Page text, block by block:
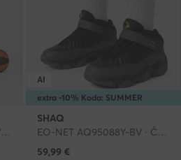
C-DEVASTATOR AQ95086Y-BWZ · Čevlji za košarko
extra -10% Koda: SUMMER
AI
SHAQ
EO-NET AQ95088Y-BV · Čevlji za košarko
59,99 €